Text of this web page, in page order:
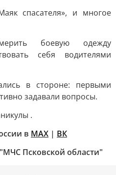
спасателя», и многое
боевую одежду
себя водителями
в стороне: первыми
задавали вопросы.
.
в MAX | ВК
Псковской области"